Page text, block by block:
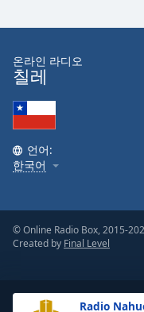
Text
Opacity
Background
Color
Background Radio
온라인 라디오
칠레
언어:
한국어
© Online Radio Box, 2015-
Created by Final Level